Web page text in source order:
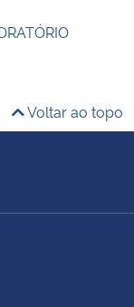
Voltar ao topo